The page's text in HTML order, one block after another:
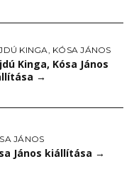
KINGA, KÓSA JÁNOS
Kinga, Kósa János
→
JÁNOS
János kiállítása →